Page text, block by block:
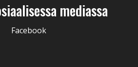
mediassa
Facebook